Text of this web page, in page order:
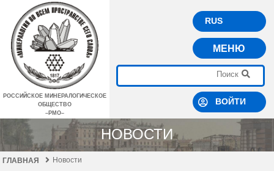
РОССИЙСКОЕ МИНЕРАЛОГИЧЕСКОЕ
ОБЩЕСТВО
–РМО–
RUS
МЕНЮ
ВОЙТИ
НОВОСТИ
ГЛАВНАЯ Новости